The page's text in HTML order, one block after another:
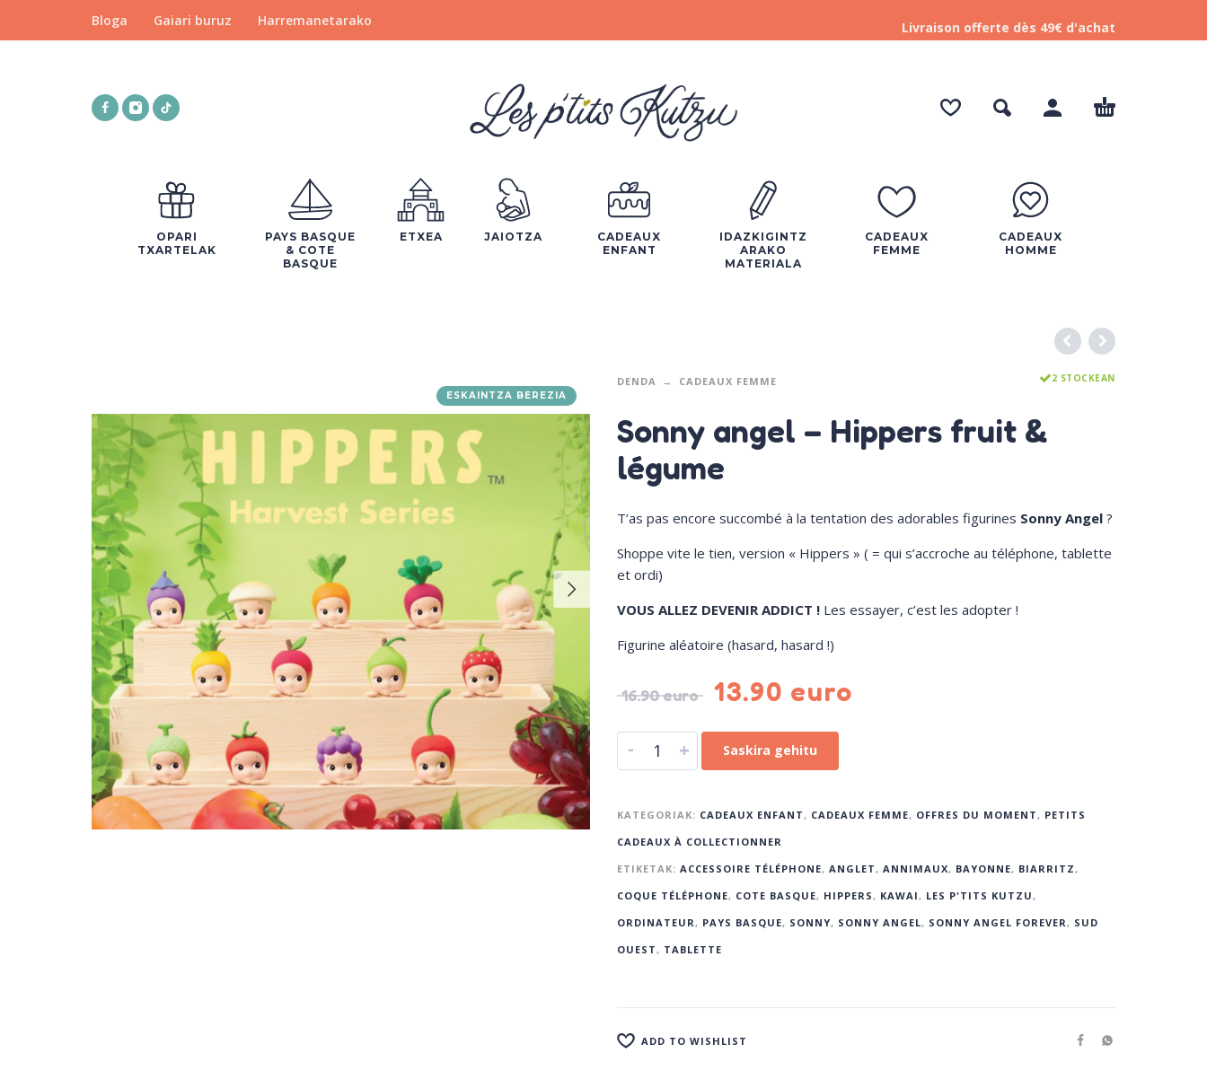
Bloga Gaiari buruz Harremanetarako Livraison offerte dès 49€ d'achat
OPARI
TXARTELAK
PAYS BASQUE
& COTE
BASQUE
ETXEA JAIOTZA
CADEAUX
ENFANT
IDAZKIGINTZ
ARAKO
MATERIALA
CADEAUX
FEMME
CADEAUX
HOMME
ESKAINTZA BEREZIA
DENDA CADEAUX FEMME 2 STOCKEAN
Sonny angel – Hippers fruit &
légume
T’as pas encore succombé à la tentation des adorables figurines Sonny Angel ?
Shoppe vite le tien, version « Hippers » ( = qui s’accroche au téléphone, tablette
et ordi)
VOUS ALLEZ DEVENIR ADDICT ! Les essayer, c’est les adopter !
Figurine aléatoire (hasard, hasard !)
16.90euro 13.90 euro
- + Saskira gehitu
KATEGORIAK: CADEAUX ENFANT , CADEAUX FEMME, OFFRES DU MOMENT , PETITS
CADEAUX À COLLECTIONNER
ETIKETAK: ACCESSOIRE TÉLÉPHONE, ANGLET , ANNIMAUX, BAYONNE, BIARRITZ ,
COQUE TÉLÉPHONE, COTE BASQUE, HIPPERS , KAWAI , LES P'TITS KUTZU ,
ORDINATEUR , PAYS BASQUE, SONNY, SONNY ANGEL, SONNY ANGEL FOREVER , SUD
OUEST , TABLETTE
ADD TO WISHLIST